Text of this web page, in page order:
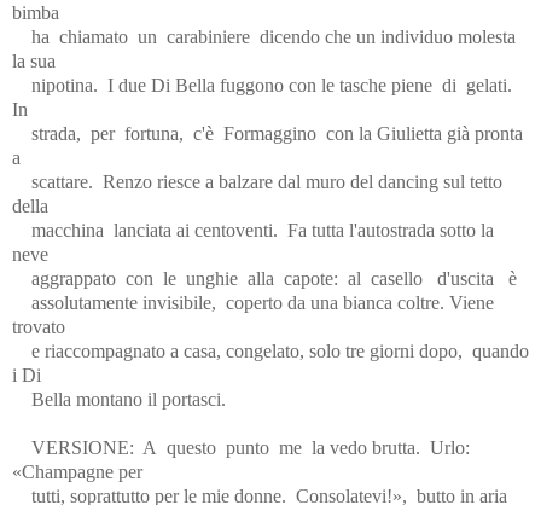
bimba
ha chiamato un carabiniere dicendo che un individuo molesta
la sua
nipotina. I due Di Bella fuggono con le tasche piene di gelati.
In
strada, per fortuna, c'è Formaggino con la Giulietta già pronta
a
scattare. Renzo riesce a balzare dal muro del dancing sul tetto
della
macchina lanciata ai centoventi. Fa tutta l'autostrada sotto la
neve
aggrappato con le unghie alla capote: al casello d'uscita
è
assolutamente invisibile, coperto da una bianca coltre. Viene
trovato
e riaccompagnato a casa, congelato, solo tre giorni dopo, quando
i Di
Bella montano il portasci.
VERSIONE: A questo punto me la vedo brutta. Urlo:
«Champagne per
tutti, soprattutto per le mie donne. Consolatevi!», butto in aria